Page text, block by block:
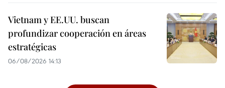
Vietnam y EE.UU. buscan
profundizar cooperación en áreas
estratégicas
06/08/2026 14:13